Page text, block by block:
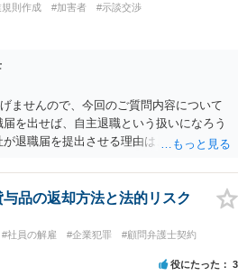
われた”ということで、もしかしたら書面
もしれません。契約書がないためにトラ
おり珍しくありません。 もし契約書がな
利を守り義務の範囲を明確にするため、
めします。 契約書の支援について、弁護
です。
則作成 #加害者
#示談交渉
ませんので、今回のご質問内容について
を出せば、自主退職という扱いになろう
退職届を提出させる理由は、後日解雇無
ることが多いです。 ただ、実際に懲戒解
あれば、穏便な形である自主退職をした
品の返却方法と法的リスク
#社員の解雇 #企業犯罪
#顧問弁護士契約
役にたった 3